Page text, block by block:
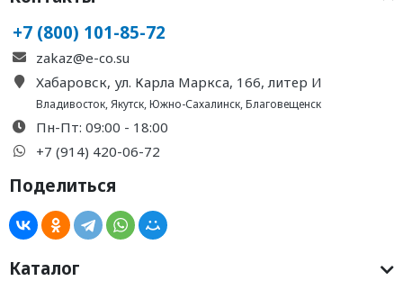
+7 (800) 101-85-72
zakaz@e-co.su
Хабаровск, ул. Карла Маркса, 166, литер И
Владивосток,Якутск,Южно-Сахалинск,Благовещенск
Пн-Пт: 09:00 - 18:00
+7 (914) 420-06-72
Поделиться
Каталог